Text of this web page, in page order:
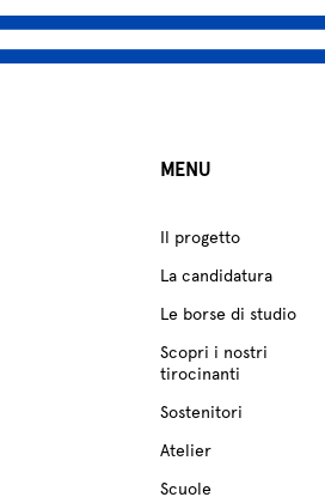
MENU
Il progetto
La candidatura
Le borse di studio
Scopri i nostri
tirocinanti
Sostenitori
Atelier
Scuole